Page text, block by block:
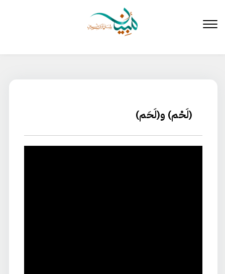
المحتوى
(لَحْم) و(لَحَم)